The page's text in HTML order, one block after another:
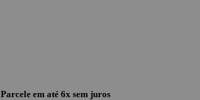
Parcele em até 6x sem juros